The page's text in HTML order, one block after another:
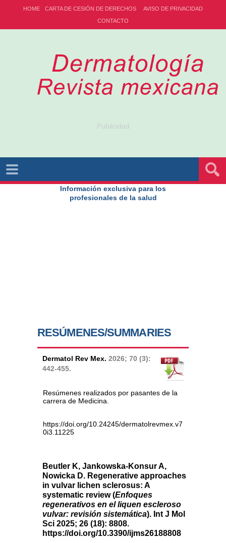
HOME CARTA DE CESIÓN DE DERECHOS
AVISO DE PRIVACIDAD
CONTACTO
Publicidad
Información exclusiva para los
profesionales de la salud
RESÚMENES/SUMMARIES
Dermatol Rev Mex. 2026; 70 (3):
442-455.
Resúmenes realizados por pasantes de la
carrera de Medicina.
https://doi.org/10.24245/dermatolrevmex.v7
0i3.11225
Beutler K, Jankowska-Konsur A,
Nowicka D. Regenerative approaches
in vulvar lichen sclerosus: A
systematic review(Enfoques
regenerativos en el liquen escleroso
vulvar: revisión sistemática). Int J Mol
Sci 2025; 26 (18): 8808.
https://doi.org/10.3390/ijms26188808